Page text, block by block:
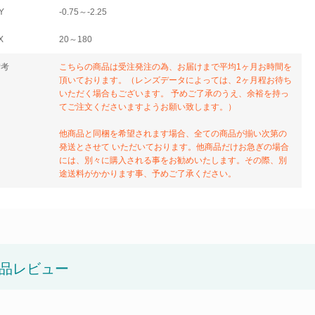
-0.75～-2.25
20～180
こちらの商品は受注発注の為、お届けまで平均1ヶ月お時間を
頂いております。（レンズデータによっては、2ヶ月程お待ち
いただく場合もございます。 予めご了承のうえ、余裕を持っ
てご注文くださいますようお願い致します。）
他商品と同梱を希望されます場合、全ての商品が揃い次第の
発送とさせて いただいております。他商品だけお急ぎの場合
には、別々に購入される事をお勧めいたします。その際、別
途送料がかかります事、予めご了承ください。
レビュー